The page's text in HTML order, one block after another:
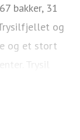
bakker, 31
og
og et stort
Trysil
en offensiv